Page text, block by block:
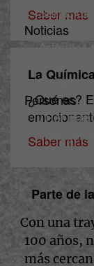
Servicios
Noticias
Artículos
Ferias y
Personas
¿Por qué
Trabaja
Saber más
La
¿Qué es?
Saber más
Parte de
Con una
100 años,
más